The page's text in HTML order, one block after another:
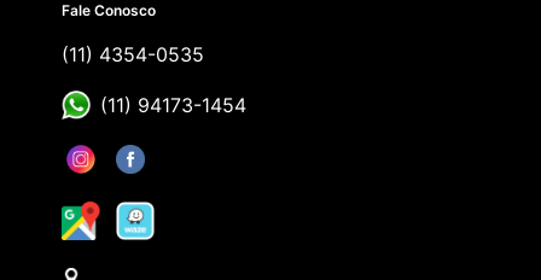
Fale Conosco
(11) 4354-0535
(11) 94173-1454